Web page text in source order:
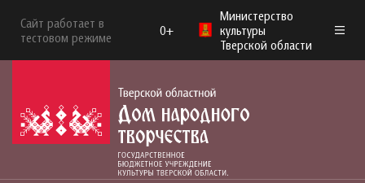
Сайт работает в
тестовом режиме
0+
Министерство
культуры
Тверской области